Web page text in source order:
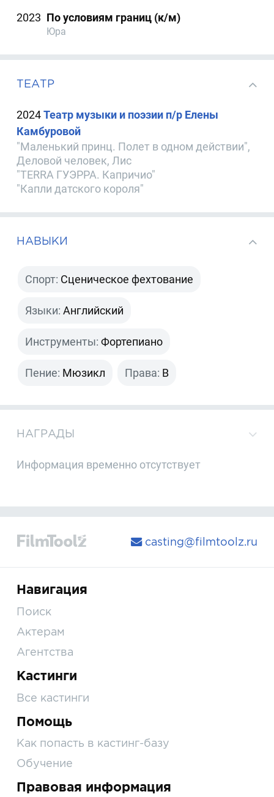
2023 По условиям границ (к/м)
Юра
ТЕАТР
2024Театр музыки и поэзии п/р Елены
Камбуровой
"Маленький принц. Полет в одном действии",
Деловой человек, Лис
"TERRA ГУЭРРА. Капричио"
"Капли датского короля"
НАВЫКИ
Спорт: Сценическое фехтование
Языки: Английский
Инструменты: Фортепиано
Пение: Мюзикл Права: B
НАГРАДЫ
Информация временно отсутствует
casting@filmtoolz.ru
Навигация
Поиск
Актерам
Агентства
Кастинги
Все кастинги
Помощь
Как попасть в кастинг-базу
Обучение
Правовая информация